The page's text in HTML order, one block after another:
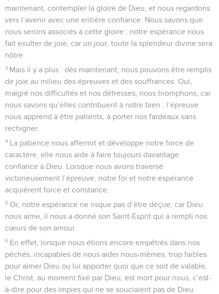
maintenant, contempler la gloire de Dieu, et nous regardons
vers l’avenir avec une entière confiance. Nous savons que
nous serons associés à cette gloire ; notre espérance nous
fait exulter de joie, car un jour, toute la splendeur divine sera
nôtre.
3 Mais il y a plus : dès maintenant, nous pouvons être remplis
de joie au milieu des épreuves et des souffrances. Oui,
malgré nos difficultés et nos détresses, nous triomphons, car
nous savons qu’elles contribuent à notre bien : l’épreuve
nous apprend à être patients, à porter nos fardeaux sans
rechigner.
4 La patience nous affermit et développe notre force de
caractère, elle nous aide à faire toujours davantage
confiance à Dieu. Lorsque nous avons traversé
victorieusement l’épreuve, notre foi et notre espérance
acquièrent force et constance.
5 Or, notre espérance ne risque pas d’être déçue, car Dieu
nous aime, il nous a donné son Saint-Esprit qui a rempli nos
cœurs de son amour.
6 En effet, lorsque nous étions encore empêtrés dans nos
péchés, incapables de nous aider nous-mêmes, trop faibles
pour aimer Dieu ou lui apporter quoi que ce soit de valable,
le Christ, au moment fixé par Dieu, est mort pour nous, c’est-
à-dire pour des impies qui ne se souciaient pas de Dieu.